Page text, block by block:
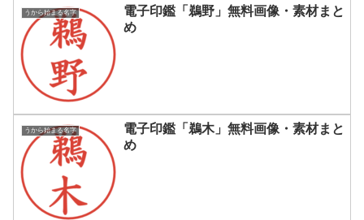
うから始まる名字
電子印鑑「鵜野」無料画像・素材まと
め
うから始まる名字
電子印鑑「鵜木」無料画像・素材まと
め